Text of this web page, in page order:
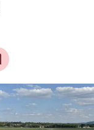
arrow_right